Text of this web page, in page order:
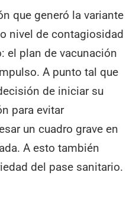
que generó la variante
nivel de contagiosidad
el plan de vacunación
A punto tal que
de iniciar su
para evitar
un cuadro grave en
A esto también
del pase sanitario.